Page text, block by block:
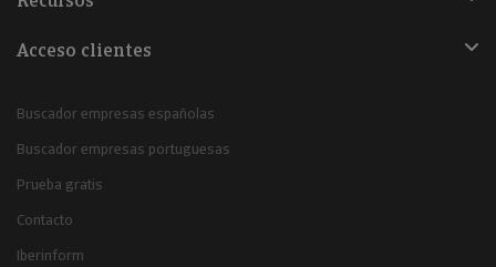
Acceso clientes
Buscador empresas españolas
Buscador empresas portuguesas
Prueba gratis
Contacto
Iberinform